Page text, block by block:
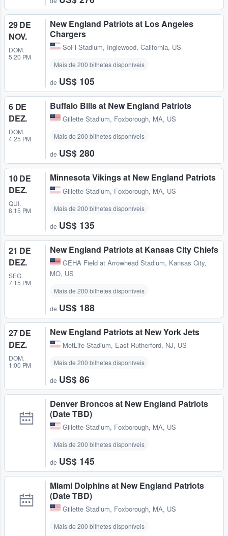
29 DE
NOV.
DOM.
5:20 PM
New England Patriots at Los Angeles
Chargers
SoFi Stadium, Inglewood, California, US
Mais de 200 bilhetes disponíveis
de US$ 105
6 DE
DEZ.
DOM.
4:25 PM
Buffalo Bills at New England Patriots
Gillette Stadium, Foxborough, MA, US
Mais de 200 bilhetes disponíveis
de US$ 280
10 DE
DEZ.
QUI.
8:15 PM
Minnesota Vikings at New England Patriots
Gillette Stadium, Foxborough, MA, US
Mais de 200 bilhetes disponíveis
de US$ 135
21 DE
DEZ.
SEG.
7:15 PM
New England Patriots at Kansas City Chiefs
GEHA Field at Arrowhead Stadium, Kansas City,
MO, US
Mais de 200 bilhetes disponíveis
de US$ 188
27 DE
DEZ.
DOM.
1:00 PM
New England Patriots at New York Jets
MetLife Stadium, East Rutherford, NJ, US
Mais de 200 bilhetes disponíveis
de US$ 86
Denver Broncos at New England Patriots
(Date TBD)
Gillette Stadium, Foxborough, MA, US
Mais de 200 bilhetes disponíveis
de US$ 145
Miami Dolphins at New England Patriots
(Date TBD)
Gillette Stadium, Foxborough, MA, US
Mais de 200 bilhetes disponíveis